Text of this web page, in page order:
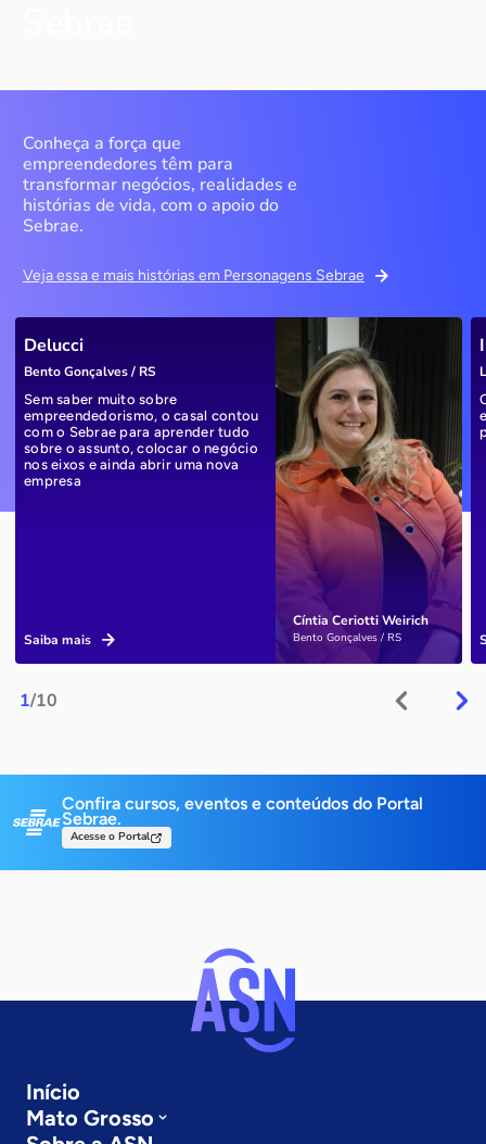
Conheça a força que
empreendedores têm para
transformar negócios, realidades e
histórias de vida, com o apoio do
Sebrae.
Veja essa e mais histórias em Personagens Sebrae
1/10
Cíntia Ceriotti Weirich
Bento Gonçalves / RS
Delucci
Bento Gonçalves / RS
Sem saber muito sobre
empreendedorismo, o casal contou
com o Sebrae para aprender tudo
sobre o assunto, colocar o negócio
nos eixos e ainda abrir uma nova
empresa
Saiba mais
Confira cursos, eventos e conteúdos do Portal
Sebrae.
Acesse o Portal
Início
Mato Grosso